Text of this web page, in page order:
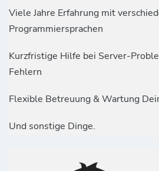
Viele Jahre Erfahrung mit
Programmiersprachen
Kurzfristige Hilfe bei Server-
Fehlern
Flexible Betreuung & Wartung
Und sonstige Dinge.